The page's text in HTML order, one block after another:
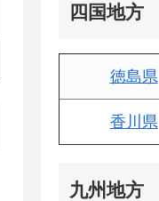
四国地方
徳島県
香川県
九州地方